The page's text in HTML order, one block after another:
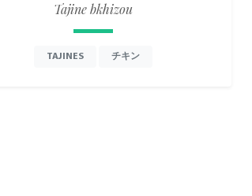
Tajine bkhizou
TAJINES チキン